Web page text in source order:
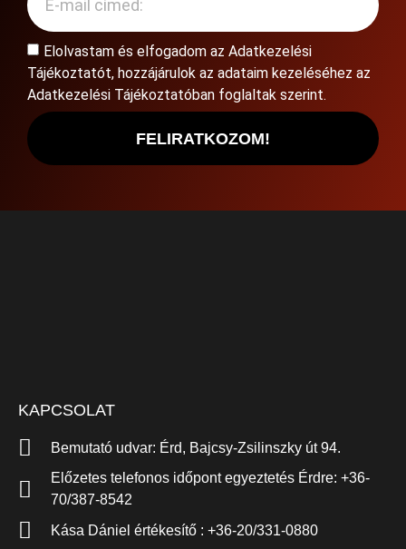
Elolvastam és elfogadom az Adatkezelési
Tájékoztatót, hozzájárulok az adataim kezeléséhez az
Adatkezelési Tájékoztatóban foglaltak szerint.
FELIRATKOZOM!
KAPCSOLAT
Bemutató udvar: Érd, Bajcsy-Zsilinszky út 94.
Előzetes telefonos időpont egyeztetés Érdre: +36-
70/387-8542
Kása Dániel értékesítő : +36-20/331-0880